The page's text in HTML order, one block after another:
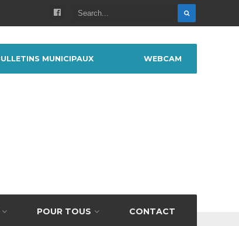
POUR TOUS CONTACT
MUNICIPAUX WEBCAM